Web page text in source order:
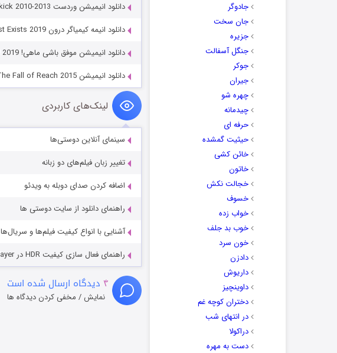
جادوگر
جان سخت
جزیره
جنگل آسفالت
جوکر
جیران
چهره شو
چیدمانه
حرفه ای
حیثیت گمشده
خائن کشی
خاتون
خجالت نکش
خسوف
خواب زده
خوب بد جلف
خون سرد
دادزن
داریوش
داوینچیز
دختران کوچه غم
در انتهای شب
دراکولا
دست به مهره
دانلود انیمیشن وردست Sidekick 2010-2013
دانلود انیمه کیمیاگر درون For Whom the Alchemist Exists 2019
دانلود انیمیشن موفق باشی ماهی! Go Fish! 2019
دانلود انیمیشن Halo: The Fall of Reach 2015
لینک‌های کاربردی
سینمای آنلاین دوستی‌ها
تغییر زبان فیلم‌های دو زبانه
اضافه کردن صدای دوبله به ویدئو
راهنمای دانلود از سایت دوستی ها
آشنایی با انواع کیفیت فیلم‌ها و سریال‌ها
راهنمای فعال سازی کیفیت HDR در PotPlayer
۴ دیدگاه ارسال شده است
نمایش / مخفی کردن دیدگاه ها